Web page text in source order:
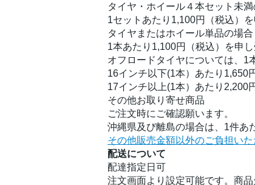
タイヤ・ホイール４本セット未
1セットあたり1,100円（税込）
タイヤまたはホイール単品の場合
1本あたり1,100円（税込）を申し
オフロードタイヤについては、1
16インチ以下(1本）あたり1,650
17インチ以上(1本）あたり2,200
その他お取り寄せ商品
ご注文時にご確認願います。
沖縄県及び離島の場合は、1件あ
その他販売金額以外のご負担い
配送について
配達指定日可
注文画面より設定可能です。商